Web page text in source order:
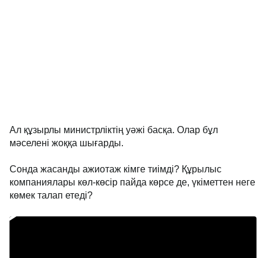
Ал құзырлы министрліктің уәжі басқа. Олар бұл
мәселені жоққа шығарды.
Сонда жасанды ажиотаж кімге тиімді? Құрылыс
компаниялары көл-көсір пайда көрсе де, үкіметтен неге
көмек талап етеді?